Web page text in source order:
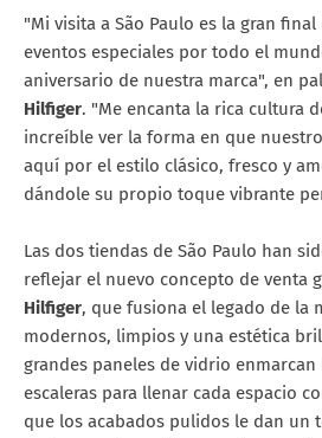
"Mi visita a São Paulo es la gran
eventos especiales por todo el
aniversario de nuestra marca", en
Hilfiger. "Me encanta la rica cultura
increíble ver la forma en que
aquí por el estilo clásico, fresco y
dándole su propio toque vibrante
Las dos tiendas de São Paulo han
reflejar el nuevo concepto de venta
Hilfiger, que fusiona el legado de la
modernos, limpios y una estética
grandes paneles de vidrio enmarcan
escaleras para llenar cada espacio
que los acabados pulidos le dan un